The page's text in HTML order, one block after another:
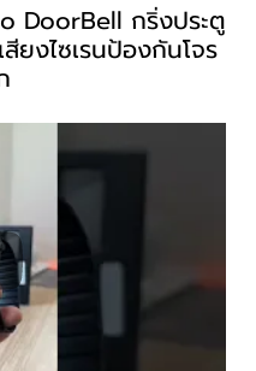
DoorBell กริ่งประตู
ยงไซเรนป้องกันโจร